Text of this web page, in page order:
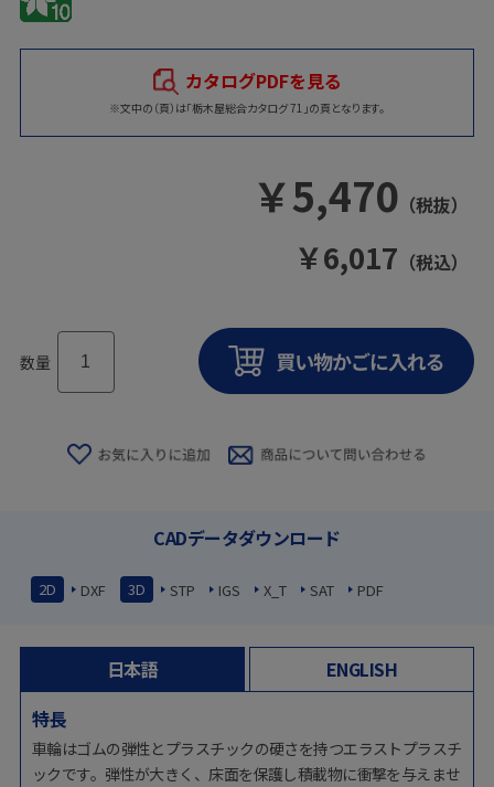
カタログPDFを見る
※文中の（頁）は「栃木屋総合カタログ 71」の頁となります。
￥5,470 （税抜）
￥6,017 （税込）
数量
CADデータダウンロード
2D DXF 3D STP IGS X_T SAT PDF
日本語
ENGLISH
特長
車輪はゴムの弾性とプラスチックの硬さを持つエラストプラスチ
ックです。弾性が大きく、床面を保護し積載物に衝撃を与えませ